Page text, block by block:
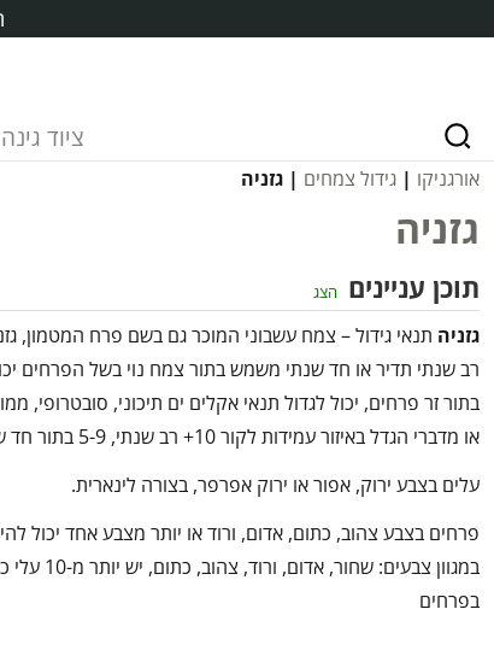
ציוד גינה
אורגניקו | גידול צמחים | גזניה
גזניה
תוכן עניינים הצג
גזניה תנאי גידול – צמח עשבוני המוכר גם בשם פרח המטמון,
רב שנתי תדיר או חד שנתי משמש בתור צמח נוי בשל הפרחים
בתור זר פרחים, יכול לגדול תנאי אקלים ים תיכוני, סובטרופי,
או מדברי הגדל באיזור עמידות לקור 10+ רב שנתי, 5-9 בתור חד שנתי
עלים בצבע ירוק, אפור או ירוק אפרפר, בצורה לינארית.
פרחים בצבע צהוב, כתום, אדום, ורוד או יותר מצבע אחד יכול
במגוון צבעים: שחור, אדום,
בפרחים